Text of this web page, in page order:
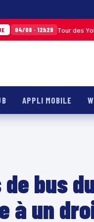
12h29 Tour des Yoles et
APPLI MOBILE
bus
à un